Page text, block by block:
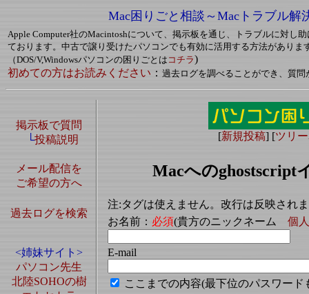
Mac困りごと相談～Macトラブル解
Apple Computer社のMacintoshについて、掲示板を通じ、トラブルに対し
ております。中古で譲り受けたパソコンでも有効に活用する方法がありま
（DOS/V,Windowsパソコンの困りごとは コチラ)
初めての方はお読みください ： 過去ログを調べることができ、質問
[新規投稿] [ツリ
Macへのghostscript
注:タグは使えません。改行は反映され
お名前： 必須(貴方のニックネーム 個
E-mail
ここまでの内容(最下位のパスワー
掲示板で質問
└投稿説明
メール配信を
ご希望の方へ
過去ログを検索
<姉妹サイト>
パソコン先生
北陸SOHOの樹